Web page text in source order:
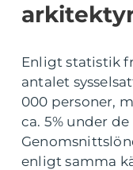
Enligt statistik
antalet
000 personer,
ca. 5% under
enligt samma